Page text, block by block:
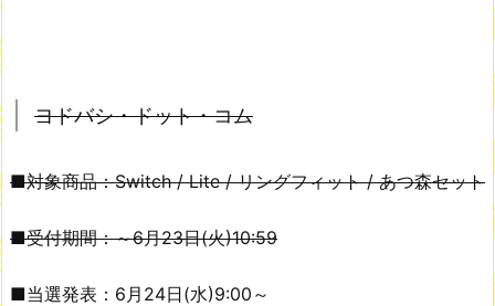
ヨドバシ・ドット・コム
■対象商品：Switch / Lite / リングフィット / あつ森セット
■受付期間：～6月23日(火)10:59
■当選発表：6月24日(水)9:00～